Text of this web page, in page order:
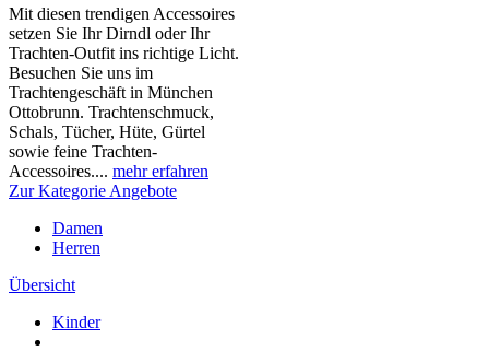
Mit diesen trendigen Accessoires
setzen Sie Ihr Dirndl oder Ihr
Trachten-Outfit ins richtige Licht.
Besuchen Sie uns im
Trachtengeschäft in München
Ottobrunn. Trachtenschmuck,
Schals, Tücher, Hüte, Gürtel
sowie feine Trachten-
Accessoires.... mehr erfahren
Zur Kategorie Angebote
Damen
Herren
Übersicht
Kinder